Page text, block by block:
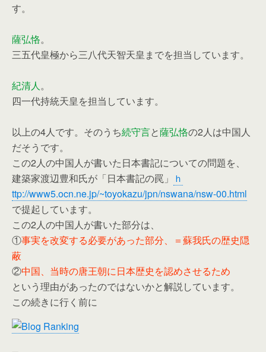
す。
薩弘恪。
三五代皇極から三八代天智天皇までを担当しています。
紀清人。
四一代持統天皇を担当しています。
以上の4人です。そのうち続守言と薩弘恪の2人は中国人
だそうです。
この2人の中国人が書いた日本書記についての問題を、
建築家渡辺豊和氏が「日本書記の罠」 ｈ
ttp://www5.ocn.ne.jp/~toyokazu/jpn/nswana/nsw-00.html
で提起しています。
この2人の中国人が書いた部分は、
①事実を改変する必要があった部分、＝蘇我氏の歴史隠
蔽
②中国、当時の唐王朝に日本歴史を認めさせるため
という理由があったのではないかと解説しています。
この続きに行く前に